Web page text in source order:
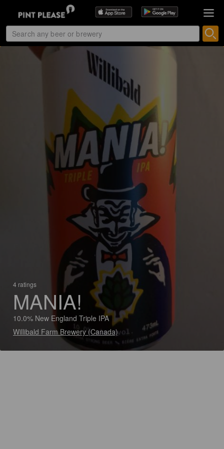
4 ratings
MANIA!
10.0% New England Triple IPA
Willibald Farm Brewery (Canada)